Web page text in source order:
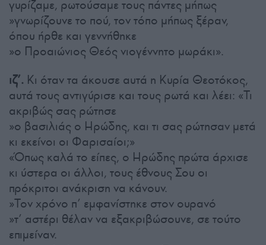
γυρίζαμε, ρωτούσαμε τους πάντες μήπως
»γνωρίζουνε το πού, τον τόπο μήπως ξέραν,
όπου ήρθε και γεννήθηκε
»ο Προαιώνιος Θεός νιογέννητο μωράκι».
ιζ’. Κι όταν τα άκουσε αυτά η Κυρία Θεοτόκος,
αυτά τους αντιγύρισε και τους ρωτά και λέει: «Τι
ακριβώς σας ρώτησε
»ο βασιλιάς ο Ηρώδης, και τι σας ρώτησαν μετά
κι εκείνοι οι Φαρισαίοι;»
«Όπως καλά το είπες, ο Ηρώδης πρώτα άρχισε
κι ύστερα οι άλλοι, τους έθνους Σου οι
πρόκριτοι ανάκριση να κάνουν.
»Τον χρόνο π’ εμφανίστηκε στον ουρανό
»τ’ αστέρι θέλαν να εξακριβώσουνε, σε τούτο
επιμείναν.